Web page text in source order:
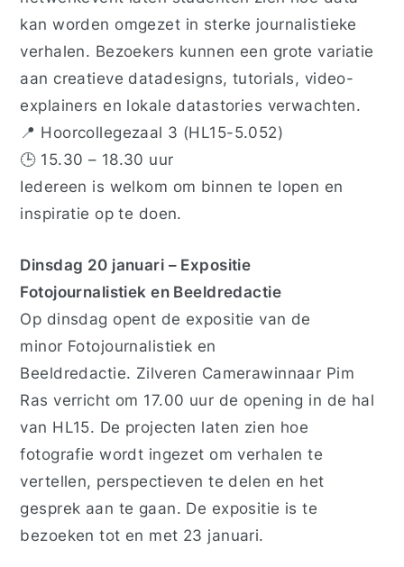
kan worden omgezet in sterke journalistieke
verhalen. Bezoekers kunnen een grote variatie
aan creatieve datadesigns, tutorials, video-
explainers en lokale datastories verwachten.
📍 Hoorcollegezaal 3 (HL15-5.052)
🕒 15.30 – 18.30 uur
Iedereen is welkom om binnen te lopen en
inspiratie op te doen.
Dinsdag 20 januari – Expositie
Fotojournalistiek en Beeldredactie
Op dinsdag opent de expositie van de
minor Fotojournalistiek en
Beeldredactie. Zilveren Camerawinnaar Pim
Rasverricht om 17.00 uur de opening in de hal
van HL15. De projecten laten zien hoe
fotografie wordt ingezet om verhalen te
vertellen, perspectieven te delen en het
gesprek aan te gaan. De expositie is te
bezoeken tot en met 23 januari.